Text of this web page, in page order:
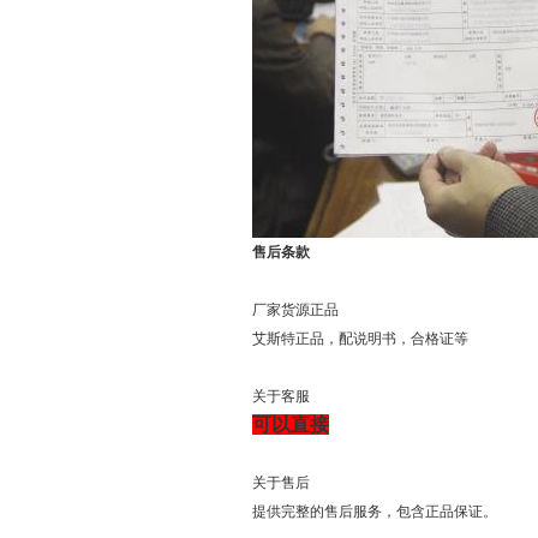
售后条款
厂家货源正品
艾斯特正品，配说明书，合格证等
关于客服
可以直接
关于售后
提供完整的售后服务，包含正品保证。